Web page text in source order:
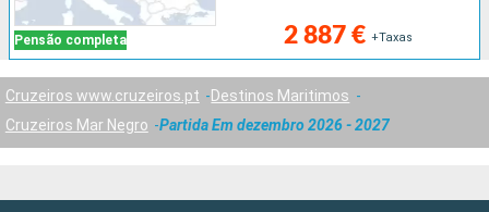
Pensão completa 2 887 € +Taxas
Cruzeiros www.cruzeiros.pt
Destinos Maritimos
Cruzeiros Mar Negro
Partida Em dezembro 2026 - 2027